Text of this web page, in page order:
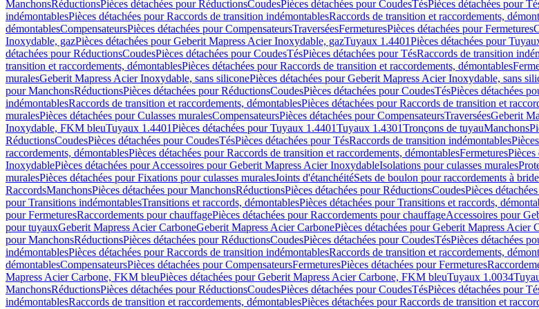
ManchonsRéductionsPièces détachées pour RéductionsCoudesPièces détachées pour CoudesTésPièces détachées pour
indémontablesPièces détachées pour Raccords de transition indémontablesRaccords de transition et raccordements,
démontablesCompensateursPièces détachées pour CompensateursTraverséesFermeturesPièces détachées pour Fermetures
Inoxydable, gazPièces détachées pour Geberit Mapress Acier Inoxydable, gazTuyaux 1.4401Pièces détachées pour
détachées pour RéductionsCoudesPièces détachées pour CoudesTésPièces détachées pour TésRaccords de transition
transition et raccordements, démontablesPièces détachées pour Raccords de transition et raccordements, démontables
muralesGeberit Mapress Acier Inoxydable, sans siliconePièces détachées pour Geberit Mapress Acier Inoxydable, sans
pour ManchonsRéductionsPièces détachées pour RéductionsCoudesPièces détachées pour CoudesTésPièces détachées
indémontablesRaccords de transition et raccordements, démontablesPièces détachées pour Raccords de transition et
muralesPièces détachées pour Culasses muralesCompensateursPièces détachées pour CompensateursTraverséesGeberit
Inoxydable, FKM bleuTuyaux 1.4401Pièces détachées pour Tuyaux 1.4401Tuyaux 1.4301Tronçons de tuyauManchons
RéductionsCoudesPièces détachées pour CoudesTésPièces détachées pour TésRaccords de transition indémontables
raccordements, démontablesPièces détachées pour Raccords de transition et raccordements, démontablesFermeturesPièces
InoxydablePièces détachées pour Accessoires pour Geberit Mapress Acier InoxydableIsolations pour culasses murales
muralesPièces détachées pour Fixations pour culasses muralesJoints d'étanchéitéSets de boulon pour raccordements à bride
RaccordsManchonsPièces détachées pour ManchonsRéductionsPièces détachées pour RéductionsCoudesPièces
pour Transitions indémontablesTransitions et raccords, démontablesPièces détachées pour Transitions et raccords,
pour FermeturesRaccordements pour chauffagePièces détachées pour Raccordements pour chauffageAccessoires pour
pour tuyauxGeberit Mapress Acier CarboneGeberit Mapress Acier CarbonePièces détachées pour Geberit Mapress Acier
pour ManchonsRéductionsPièces détachées pour RéductionsCoudesPièces détachées pour CoudesTésPièces détachées
indémontablesPièces détachées pour Raccords de transition indémontablesRaccords de transition et raccordements,
démontablesCompensateursPièces détachées pour CompensateursFermeturesPièces détachées pour Fermetures
Mapress Acier Carbone, FKM bleuPièces détachées pour Geberit Mapress Acier Carbone, FKM bleuTuyaux 1.0034
ManchonsRéductionsPièces détachées pour RéductionsCoudesPièces détachées pour CoudesTésPièces détachées pour
indémontablesRaccords de transition et raccordements, démontablesPièces détachées pour Raccords de transition et